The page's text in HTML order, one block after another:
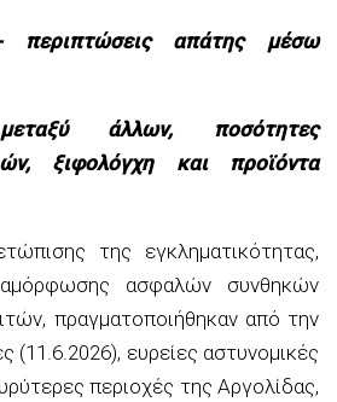
περιπτώσεις απάτης μέσω
άλλων, ποσότητες
ξιφολόγχη και προϊόντα
της εγκληματικότητας,
ασφαλών συνθηκών
πραγματοποιήθηκαν από την
(11.6.2026), ευρείες αστυνομικές
περιοχές της Αργολίδας,